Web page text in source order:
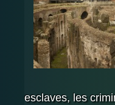
esclaves, les